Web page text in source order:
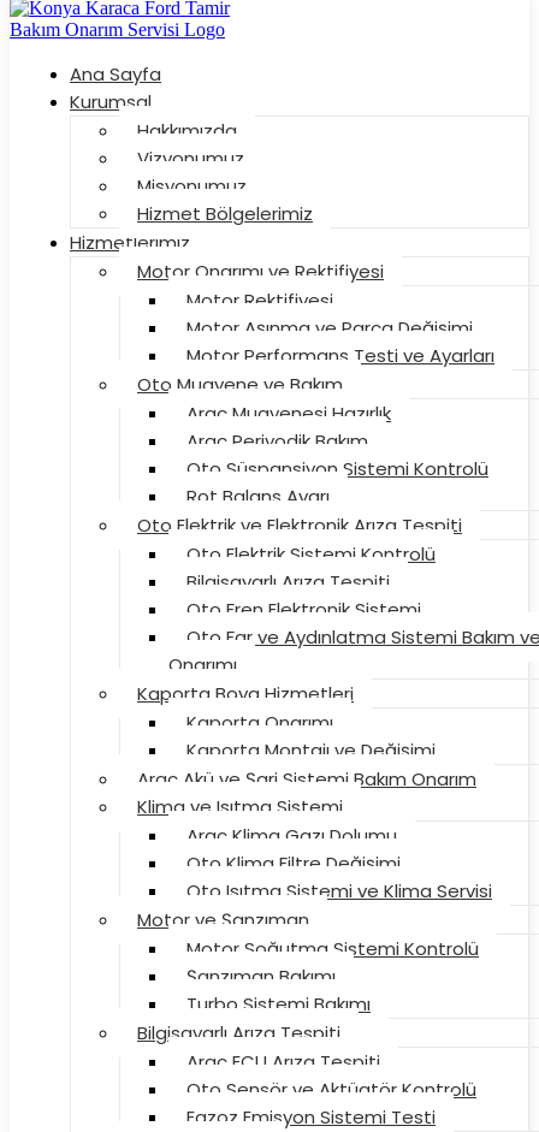
Ana Sayfa
Kurumsal
Hakkımızda
Vizyonumuz
Misyonumuz
Hizmet Bölgelerimiz
Hizmetlerimiz
Motor Onarımı ve Rektifiyesi
Motor Rektifiyesi
Motor Aşınma ve Parça Değişimi
Motor Performans Testi ve Ayarları
Oto Muayene ve Bakım
Araç Muayenesi Hazırlık
Araç Periyodik Bakım
Oto Süspansiyon Sistemi Kontrolü
Rot Balans Ayarı
Oto Elektrik ve Elektronik Arıza Tespiti
Oto Elektrik Sistemi Kontrolü
Bilgisayarlı Arıza Tespiti
Oto Fren Elektronik Sistemi
Oto Far ve Aydınlatma Sistemi Bakım
Onarımı
Kaporta Boya Hizmetleri
Kaporta Onarımı
Kaporta Montajı ve Değişimi
Araç Akü ve Şarj Sistemi Bakım Onarım
Klima ve Isıtma Sistemi
Araç Klima Gazı Dolumu
Oto Klima Filtre Değişimi
Oto Isıtma Sistemi ve Klima Servisi
Motor ve Şanzıman
Motor Soğutma Sistemi Kontrolü
Şanzıman Bakımı
Turbo Sistemi Bakımı
Bilgisayarlı Arıza Tespiti
Araç ECU Arıza Tespiti
Oto Sensör ve Aktüatör Kontrolü
Egzoz Emisyon Sistemi Testi